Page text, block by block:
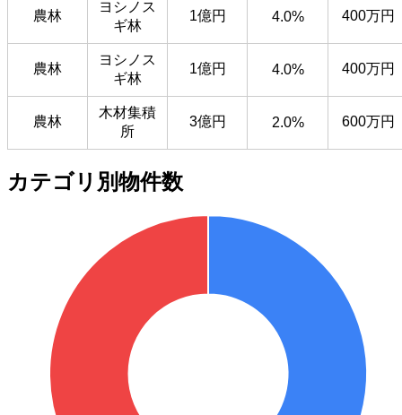
農林
ヨシノス
ギ林
1億円 4.0% 400万円
農林
ヨシノス
ギ林
1億円 4.0% 400万円
農林
木材集積
所
3億円 2.0% 600万円
カテゴリ別物件数